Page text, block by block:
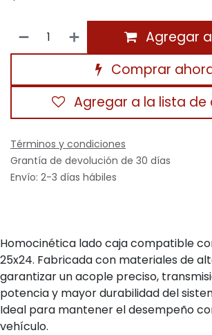
Agregar
Comprar
Agregar a la lista de
Términos y condiciones
Grantía de devolución de 30 días
Envío: 2-3 días hábiles
Homocinética lado caja compatible
25x24. Fabricada con materiales de
garantizar un acople preciso,
potencia y mayor durabilidad del
Ideal para mantener el desempeño
vehículo.